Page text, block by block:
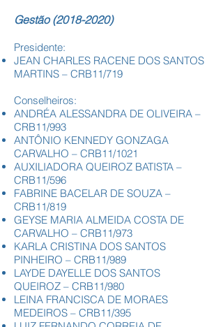
Gestão(2018-2020)
Presidente:
JEAN CHARLES RACENE DOS SANTOS
MARTINS – CRB11/719
Conselheiros:
ANDRÉA ALESSANDRA DE OLIVEIRA –
CRB11/993
ANTÔNIO KENNEDY GONZAGA
CARVALHO – CRB11/1021
AUXILIADORA QUEIROZ BATISTA –
CRB11/596
FABRINE BACELAR DE SOUZA –
CRB11/819
GEYSE MARIA ALMEIDA COSTA DE
CARVALHO – CRB11/973
KARLA CRISTINA DOS SANTOS
PINHEIRO – CRB11/989
LAYDE DAYELLE DOS SANTOS
QUEIROZ – CRB11/980
LEINA FRANCISCA DE MORAES
MEDEIROS – CRB11/395